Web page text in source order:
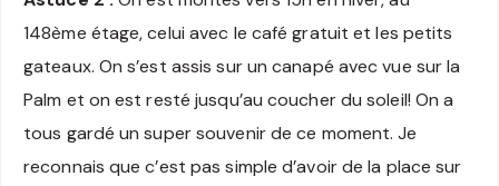
148ème étage, celui avec le café gratuit et les petits
gateaux. On s’est assis sur un canapé avec vue sur la
Palm et on est resté jusqu’au coucher du soleil! On a
tous gardé un super souvenir de ce moment. Je
reconnais que c’est pas simple d’avoir de la place sur